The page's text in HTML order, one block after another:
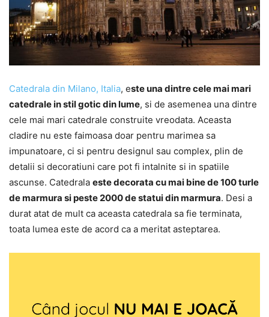
Catedrala din Milano, Italia, este una dintre cele mai mari
catedrale in stil gotic din lume, si de asemenea una dintre
cele mai mari catedrale construite vreodata. Aceasta
cladire nu este faimoasa doar pentru marimea sa
impunatoare, ci si pentru designul sau complex, plin de
detalii si decoratiuni care pot fi intalnite si in spatiile
ascunse. Catedrala este decorata cu mai bine de 100 turle
de marmura si peste 2000 de statui din marmura. Desi a
durat atat de mult ca aceasta catedrala sa fie terminata,
toata lumea este de acord ca a meritat asteptarea.